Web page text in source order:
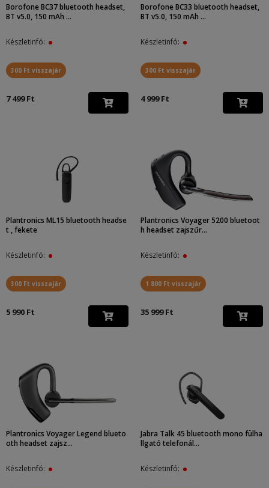
Borofone BC37 bluetooth headset,
BT v5.0, 150 mAh ...
Készletinfó:
300 Ft visszajár
7 499 Ft
Borofone BC33 bluetooth headset,
BT v5.0, 150 mAh ...
Készletinfó:
300 Ft visszajár
4 999 Ft
Plantronics ML15 bluetooth headse
t , fekete
Készletinfó:
300 Ft visszajár
5 990 Ft
Plantronics Voyager 5200 bluetoot
h headset zajszűr...
Készletinfó:
1 800 Ft visszajár
35 999 Ft
Plantronics Voyager Legend blueto
oth headset zajsz...
Készletinfó:
Jabra Talk 45 bluetooth mono fülha
llgató telefonál...
Készletinfó: